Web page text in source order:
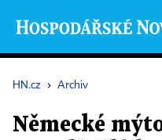
HN.cz › Archiv
Německé